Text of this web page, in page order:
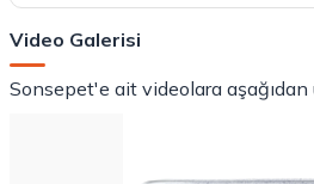
Video Galerisi
Sonsepet'e ait videolara aşağıdan